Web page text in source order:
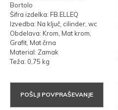
Bortolo
Šifra izdelka: FB.ELLEQ
Izvedba: Na ključ, cilinder, wc
Obdelava: Krom, Mat krom,
Grafit, Mat črna
Material: Zamak
Teža: 0,75 kg
POŠLJI POVPRAŠEVANJE